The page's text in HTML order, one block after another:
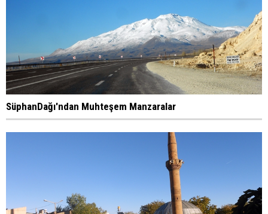
SüphanDağı'ndan Muhteşem Manzaralar